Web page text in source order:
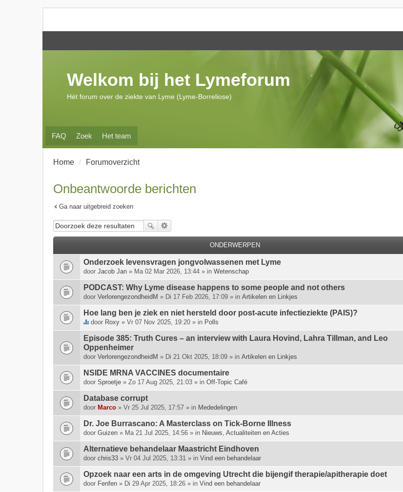
FAQ Zoek Het team
Welkom bij het Lymeforum
Hét forum over de ziekte van Lyme (Lyme-Borreliose)
Home Forumoverzicht
Onbeantwoorde berichten
Ga naar uitgebreid zoeken
ONDERWERPEN
Onderzoek levensvragen jongvolwassenen met Lyme
door Jacob Jan » Ma 02 Mar 2026, 13:44 » in Wetenschap
PODCAST: Why Lyme disease happens to some people and not others
door VerlorengezondheidM » Di 17 Feb 2026, 17:09 » in Artikelen en Linkjes
Hoe lang ben je ziek en niet hersteld door post-acute infectieziekte (PAIS)?
i
t
o
n
d
e
r
w
e
r
p
h
e
e
f
e
e
door Roxy » Vr 07 Nov 2025, 19:20 » in Polls
Episode 385: Truth Cures – an interview with Laura Hovind, Lahra Tillman, and Leo
Oppenheimer
door VerlorengezondheidM » Di 21 Okt 2025, 18:09 » in Artikelen en Linkjes
NSIDE MRNA VACCINES documentaire
door Sproetje » Zo 17 Aug 2025, 21:03 » in Off-Topic Café
Database corrupt
door Marco » Vr 25 Jul 2025, 17:57 » in Mededelingen
Dr. Joe Burrascano: A Masterclass on Tick-Borne Illness
door Guizen » Ma 21 Jul 2025, 14:56 » in Nieuws, Actualiteiten en Acties
Alternatieve behandelaar Maastricht Eindhoven
door chris33 » Vr 04 Jul 2025, 13:31 » in Vind een behandelaar
Opzoek naar een arts in de omgeving Utrecht die bijengif therapie/apitherapie doet
door Fenfen » Di 29 Apr 2025, 18:26 » in Vind een behandelaar